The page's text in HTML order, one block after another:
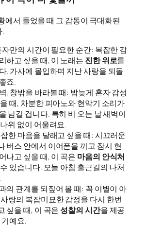
에서 들었을 때 그 감동이 극대화된
.
자만의 시간이 필요한 순간: 복잡한 감
하고 싶을 때, 이 노래는 진한 위로를
. 가사에 몰입하며 지난 사랑을 되돌
죠.
, 창밖을 바라볼 때: 밤늦게 혼자 감성
때, 차분한 피아노와 현악기 소리가
남길 겁니다. 특히 비 오는 날 새벽이
위 없이 어울려요.
한 마음을 달래고 싶을 때: 시끄러운
버스 안에서 이어폰을 끼고 잠시 현
나고 싶을 때, 이 곡은 마음의 안식처
있습니다. 오늘 아침 출근길의 나처
의 관계를 되짚어 볼 때: 꼭 이별이 아
랑의 복잡미묘한 감정을 다시 한번
싶을 때, 이 곡은성찰의 시간을 제공
거예요.